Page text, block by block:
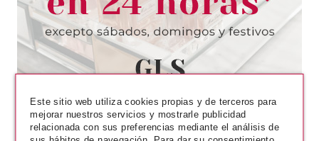
Pvr 2.99€
-26%
desde
2.22€
Este sitio web utiliza cookies propias y de terceros para
mejorar nuestros servicios y mostrarle publicidad
relacionada con sus preferencias mediante el análisis de